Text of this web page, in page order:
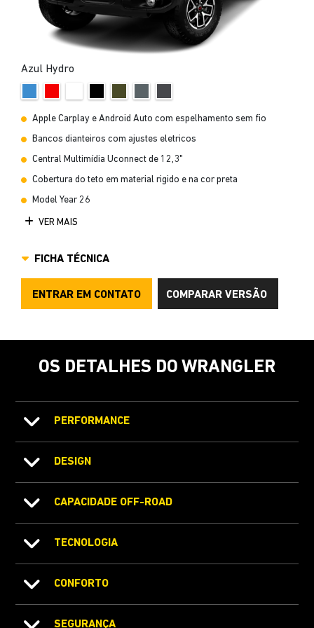
Azul Hydro
Apple Carplay e Android Auto com espelhamento sem fio
Bancos dianteiros com ajustes eletricos
Central Multimídia Uconnect de 12,3"
Cobertura do teto em material rigido e na cor preta
Model Year 26
VER MAIS
FICHA TÉCNICA
ENTRAR EM CONTATO COMPARAR VERSÃO
OS DETALHES DO WRANGLER
PERFORMANCE
DESIGN
CAPACIDADE OFF-ROAD
TECNOLOGIA
CONFORTO
SEGURANÇA